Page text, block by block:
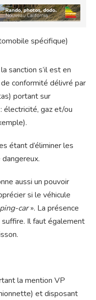
spécifique)
sanction s’il est en
conformité délivré par
portant sur
électricité, gaz et/ou
étant d’éliminer les
aussi un pouvoir
si le véhicule
car». La présence
suffire. Il faut également
la mention VP
et disposant